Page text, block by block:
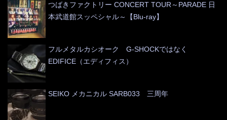
つばきファクトリー CONCERT TOUR～PARADE 日
本武道館スッペシャル～【Blu-ray】
フルメタルカシオーク G-SHOCKではなく
EDIFICE（エディフィス）
SEIKO メカニカル SARB033 三周年